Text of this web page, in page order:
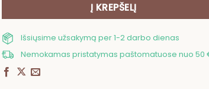
Į KREPŠELĮ
Išsiųsime užsakymą per 1-2 darbo dienas
Nemokamas pristatymas paštomatuose nuo 50